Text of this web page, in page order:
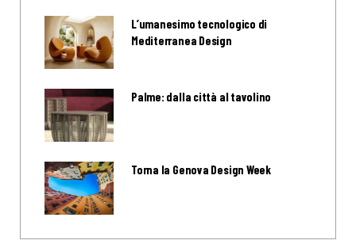
L’umanesimo tecnologico di
Mediterranea Design
Palme: dalla città al tavolino
Torna la Genova Design Week